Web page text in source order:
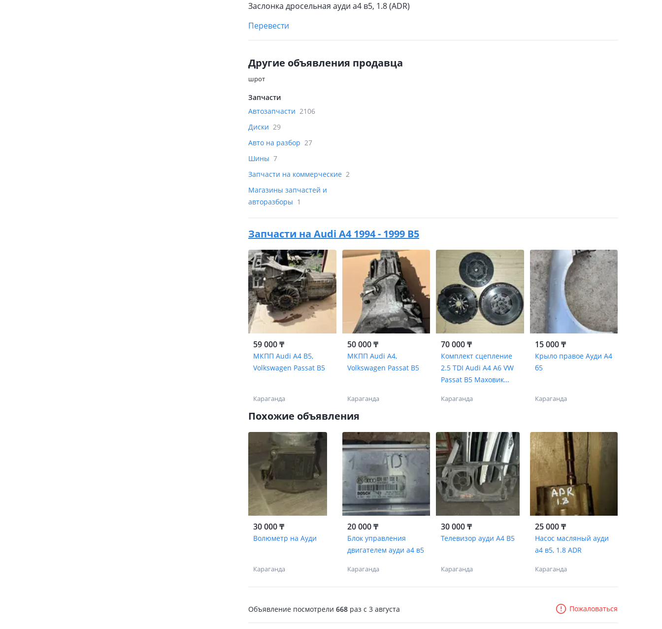
Заслонка дросельная ауди а4 в5, 1.8 (ADR)
Перевести
Другие объявления продавца
шрот
Запчасти
Автозапчасти 2106
Диски 29
Авто на разбор 27
Шины 7
Запчасти на коммерческие 2
Магазины запчастей и
авторазборы 1
Запчасти на Audi A4 1994 - 1999 B5
59 000 ₸
МКПП Audi A4 B5,
Volkswagen Passat B5
Караганда
50 000 ₸
МКПП Audi A4,
Volkswagen Passat B5
Караганда
70 000 ₸
Комплект сцепление
2.5 TDI Audi A4 A6 VW
Passat B5 Маховик
Караганда
15 000 ₸
Крыло правое Ауди А4
б5
Караганда
Похожие объявления
30 000 ₸
Волюметр на Ауди
Караганда
20 000 ₸
Блок управления
двигателем ауди а4 в5
Караганда
30 000 ₸
Телевизор ауди А4 В5
Караганда
25 000 ₸
Насос масляный ауди
а4 в5, 1.8 ADR
Караганда
Объявление посмотрели 668 раз c 3 августа Пожаловаться